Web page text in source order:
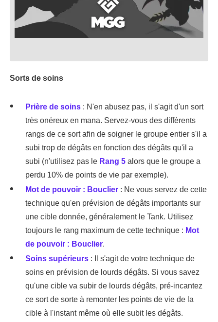
Sorts de soins
Prière de soins : N'en abusez pas, il s'agit d'un sort
très onéreux en mana. Servez-vous des différents
rangs de ce sort afin de soigner le groupe entier s'il a
subi trop de dégâts en fonction des dégâts qu'il a
subi (n'utilisez pas le Rang 5 alors que le groupe a
perdu 10% de points de vie par exemple).
Mot de pouvoir : Bouclier : Ne vous servez de cette
technique qu'en prévision de dégâts importants sur
une cible donnée, généralement le Tank. Utilisez
toujours le rang maximum de cette technique : Mot
de pouvoir : Bouclier.
Soins supérieurs : Il s'agit de votre technique de
soins en prévision de lourds dégâts. Si vous savez
qu'une cible va subir de lourds dégâts, pré-incantez
ce sort de sorte à remonter les points de vie de la
cible à l'instant même où elle subit les dégâts.